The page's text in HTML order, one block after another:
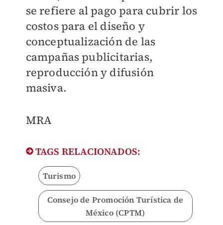
se refiere al pago para cubrir los
costos para el diseño y
conceptualización de las
campañas publicitarias,
reproducción y difusión
masiva.
​MRA
TAGS RELACIONADOS:
Turismo
Consejo de Promoción Turística de
México (CPTM)